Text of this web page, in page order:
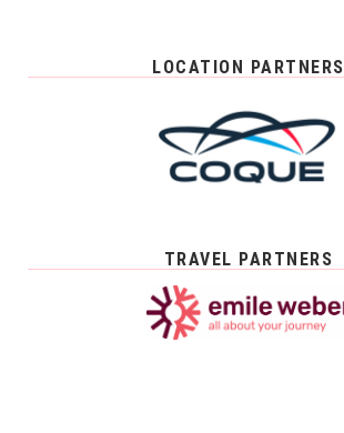
LOCATION PARTNERS
TRAVEL PARTNERS